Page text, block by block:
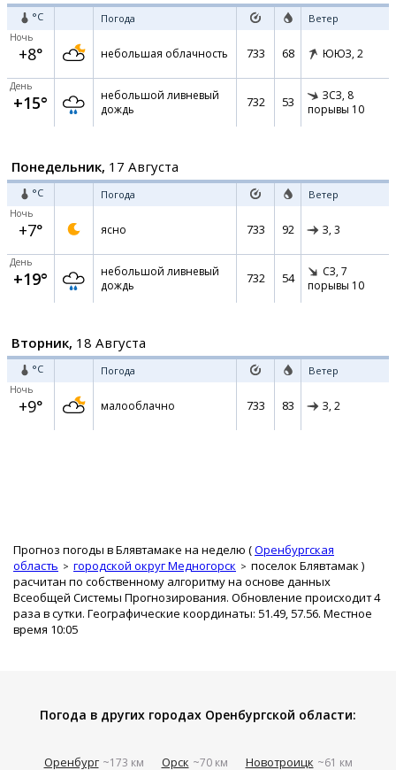
°C Погода Ветер
Ночь
+8° небольшая облачность 733 68 ЮЮЗ, 2
День
+15°
небольшой ливневый
дождь
732 53 ЗСЗ, 8
порывы 10
Понедельник, 17 Августа
°C Погода Ветер
Ночь
+7° ясно 733 92 З, 3
День
+19°
небольшой ливневый
дождь
732 54 СЗ, 7
порывы 10
Вторник, 18 Августа
°C Погода Ветер
Ночь
+9° малооблачно 733 83 З, 2
Прогноз погоды в Блявтамаке на неделю (Оренбургская
область
городской округ Медногорск поселок Блявтамак )
расчитан по собственному алгоритму на основе данных
Всеобщей Системы Прогнозирования. Обновление происходит 4
раза в сутки. Географические координаты: 51.49, 57.56. Местное
время 10:05
Погода в других городах Оренбургской области:
Оренбург ~173 км Орск ~70 км Новотроицк ~61 км